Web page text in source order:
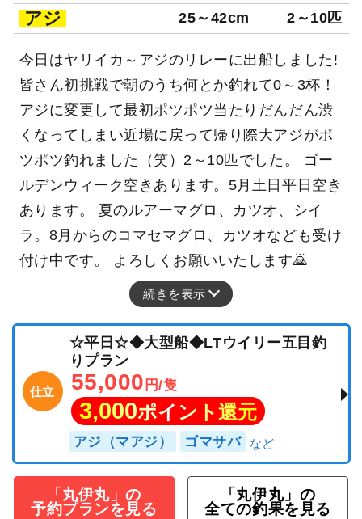
アジ 25～42cm 2～10匹
今日はヤリイカ～アジのリレーに出船しました!
皆さん初挑戦で朝のうち何とか釣れて0～3杯！
アジに変更して最初ポツポツ当たりだんだん渋
くなってしまい近場に戻って帰り際大アジがポ
ツポツ釣れました（笑）2～10匹でした。 ゴー
ルデンウィーク空きあります。5月土日平日空き
あります。 夏のルアーマグロ、カツオ、シイ
ラ。8月からのコマセマグロ、カツオなども受け
付け中です。 よろしくお願いいたします🙇
続きを表示
仕立
☆平日☆◆大型船◆LTウイリー五目釣
りプラン
55,000 円/隻
3,000ポイント還元
アジ（マアジ） ゴマサバ
「丸伊丸」の
予約プランを見る
「丸伊丸」の
全ての釣果を見る